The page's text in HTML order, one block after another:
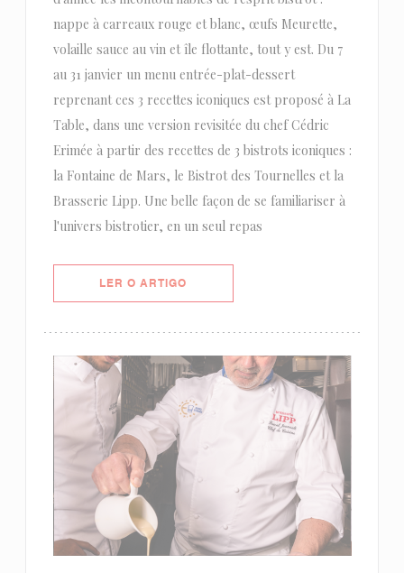
nappe à carreaux rouge et blanc, œufs Meurette,
volaille sauce au vin et île flottante, tout y est. Du 7
au 31 janvier un menu entrée-plat-dessert
reprenant ces 3 recettes iconiques est proposé à La
Table, dans une version revisitée du chef Cédric
Erimée à partir des recettes de 3 bistrots iconiques :
la Fontaine de Mars, le Bistrot des Tournelles et la
Brasserie Lipp. Une belle façon de se familiariser à
l'univers bistrotier, en un seul repas
LER O ARTIGO